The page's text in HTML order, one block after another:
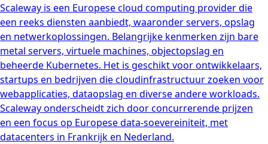
Scaleway is een Europese cloud computing provider die
een reeks diensten aanbiedt, waaronder servers, opslag
en netwerkoplossingen. Belangrijke kenmerken zijn bare
metal servers, virtuele machines, objectopslag en
beheerde Kubernetes. Het is geschikt voor ontwikkelaars,
startups en bedrijven die cloudinfrastructuur zoeken voor
webapplicaties, dataopslag en diverse andere workloads.
Scaleway onderscheidt zich door concurrerende prijzen
en een focus op Europese data-soevereiniteit, met
datacenters in Frankrijk en Nederland.